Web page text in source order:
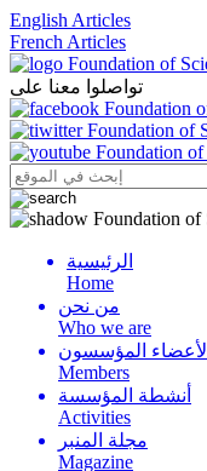
English Articles
French Articles
تواصلوا معنا على
Menu
الرئيسية
Home
من نحن
Who we are
الأعضاء المؤسسون
Members
أنشطة المؤسسة
Activities
مجلة المنبر
Magazine